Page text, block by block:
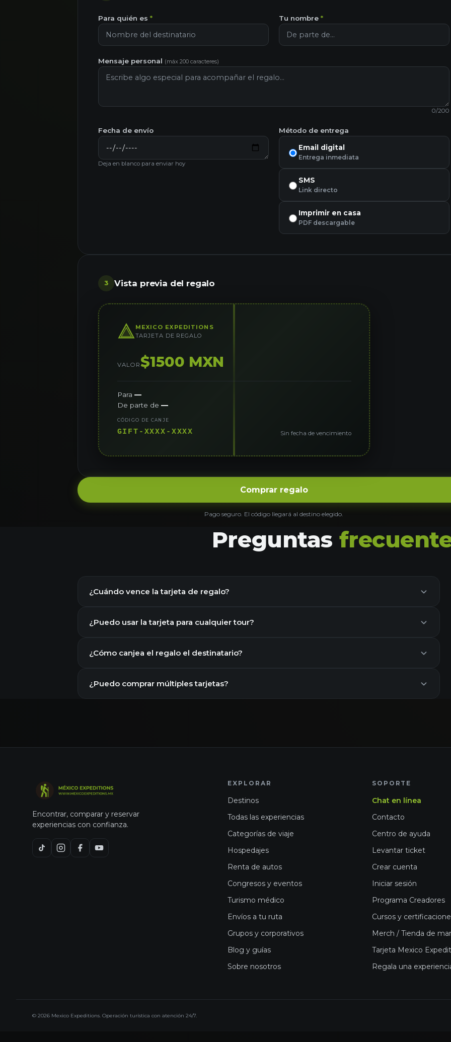
Para quién es * Tu nombre *
Mensaje personal (máx 200 caracteres)
0/200
Fecha de envío
Deja en blanco para enviar hoy
Método de entrega
Email digital
Entrega inmediata
SMS
Link directo
Imprimir en casa
PDF descargable
3 Vista previa del regalo
MEXICO EXPEDITIONS
TARJETA DE REGALO
VALOR $1500 MXN
Para —
De parte de —
CÓDIGO DE CANJE
GIFT-XXXX-XXXX Sin fecha de vencimiento
Comprar regalo
Pago seguro. El código llegará al destino elegido.
Preguntas
¿Cuándo vence la tarjeta de regalo?
¿Puedo usar la tarjeta para cualquier tour?
¿Cómo canjea el regalo el destinatario?
¿Puedo comprar múltiples tarjetas?
Encontrar, comparar y reservar
experiencias con confianza.
EXPLORAR
Destinos
Todas las experiencias
Categorías de viaje
Hospedajes
Renta de autos
Congresos y eventos
Turismo médico
Envíos a tu ruta
Grupos y corporativos
Blog y guías
Sobre nosotros
SOPORTE
Chat en línea
Contacto
Centro de ayuda
Levantar ticket
Crear cuenta
Iniciar sesión
Programa Creadores
Cursos y
Merch / Tienda de
Tarjeta Mexico
Regala una
© 2026 Mexico Expeditions. Operación turística con atención 24/7.